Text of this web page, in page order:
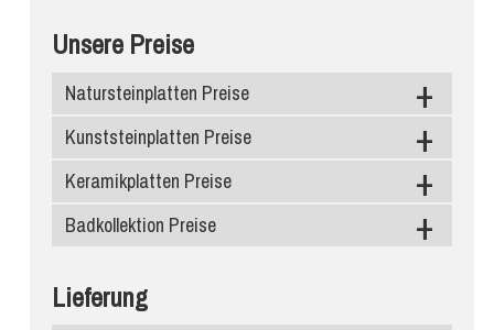
Unsere Preise
Natursteinplatten Preise
Granit
Marmor
Schiefer
Kunststeinplatten Preise
Caesarstone
Silestone
Compac Quarzagglo
Keramikplatten Preise
Level Keramik
Dekton
Badkollektion Preise
Waschbecken
Lieferung